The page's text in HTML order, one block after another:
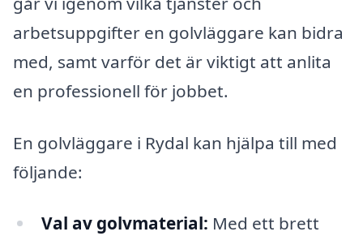
arbetsuppgifter en golvläggare kan bidra
med, samt varför det är viktigt att anlita
en professionell för jobbet.
En golvläggare i Rydal kan hjälpa till med
följande:
Val av golvmaterial: Med ett brett